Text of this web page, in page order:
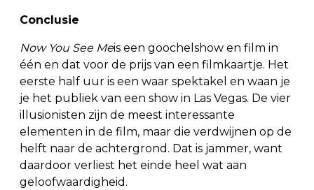
Conclusie
Now You See Meis een goochelshow en film in
één en dat voor de prijs van een filmkaartje. Het
eerste half uur is een waar spektakel en waan je
je het publiek van een show in Las Vegas. De vier
illusionisten zijn de meest interessante
elementen in de film, maar die verdwijnen op de
helft naar de achtergrond. Dat is jammer, want
daardoor verliest het einde heel wat aan
geloofwaardigheid.